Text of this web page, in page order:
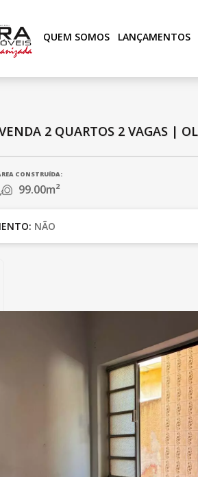
QUEM SOMOS LANÇAMENTOS
2 QUARTOS 2 VAGAS |
CONSTRUÍDA:
99.00m²
NÃO